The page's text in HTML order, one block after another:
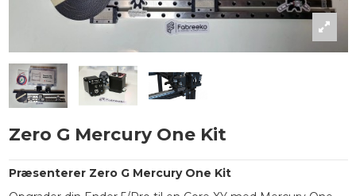
Zero G Mercury One Kit
Præsenterer Zero G Mercury One Kit